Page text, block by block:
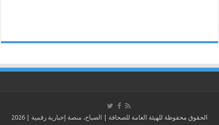
الحقوق محفوظة للهيئة العامة للصحافة | الصباح، منصة إخبارية رقمية | 2026